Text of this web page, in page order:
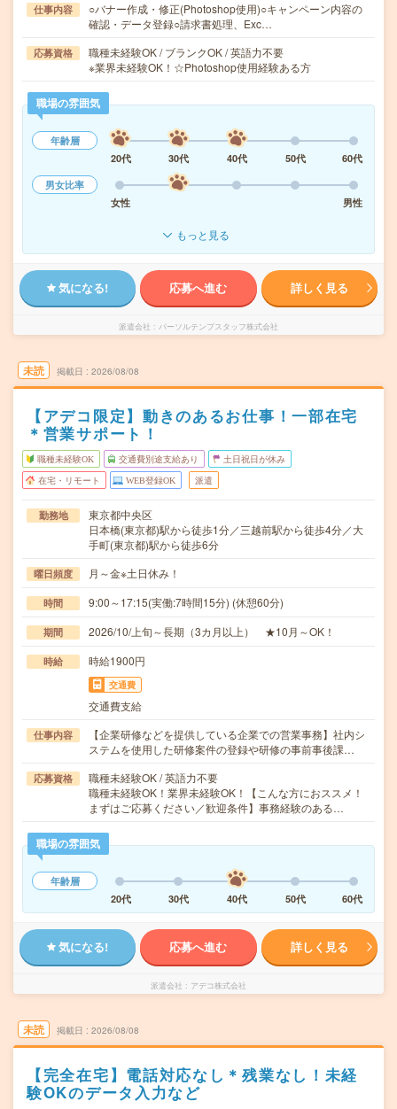
仕事内容
○バナー作成・修正(Photoshop使用)○キャンペーン内容の
確認・データ登録○請求書処理、Exc…
応募資格
職種未経験OK / ブランクOK / 英語力不要
※業界未経験OK！☆Photoshop使用経験ある方
職場の雰囲気
年齢層
20代
30代 40代 50代
60代
男女比率
女性
男性
もっと見る
気になる! 応募へ進む 詳しく見る
派遣会社 パーソルテンプスタッフ株式会社
未読 掲載日 2026/08/08
【アデコ限定】動きのあるお仕事！一部在宅
＊営業サポート！
職種未経験OK 交通費別途支給あり 土日祝日が休み
在宅・リモート WEB登録OK 派遣
勤務地
東京都中央区
日本橋(東京都)駅から徒歩1分／三越前駅から徒歩4分／大
手町(東京都)駅から徒歩6分
曜日頻度 月～金※土日休み！
時間 9:00～17:15(実働:7時間15分) (休憩60分)
期間 2026/10/上旬～長期（3カ月以上） ★10月～OK！
時給 時給1900円
交通費
交通費支給
仕事内容
【企業研修などを提供している企業での営業事務】社内シ
ステムを使用した研修案件の登録や研修の事前事後課…
応募資格
職種未経験OK / 英語力不要
職種未経験OK！業界未経験OK！【こんな方におススメ！
まずはご応募ください／歓迎条件】事務経験のある…
職場の雰囲気
年齢層
20代
30代 40代 50代 60代
気になる! 応募へ進む 詳しく見る
派遣会社 アデコ株式会社
未読 掲載日 2026/08/08
【完全在宅】電話対応なし＊残業なし！未経
験OKのデータ入力など